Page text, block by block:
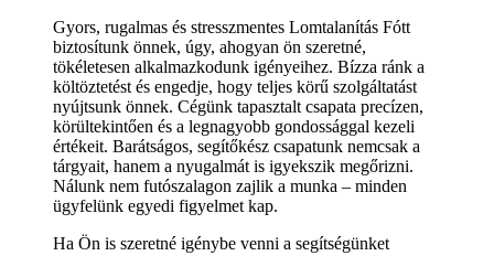
Gyors, rugalmas és stresszmentes Lomtalanítás Fótt
biztosítunk önnek, úgy, ahogyan ön szeretné,
tökéletesen alkalmazkodunk igényeihez. Bízza ránk a
költöztetést és engedje, hogy teljes körű szolgáltatást
nyújtsunk önnek. Cégünk tapasztalt csapata precízen,
körültekintően és a legnagyobb gondossággal kezeli
értékeit. Barátságos, segítőkész csapatunk nemcsak a
tárgyait, hanem a nyugalmát is igyekszik megőrizni.
Nálunk nem futószalagon zajlik a munka – minden
ügyfelünk egyedi figyelmet kap.
Ha Ön is szeretné igénybe venni a segítségünket